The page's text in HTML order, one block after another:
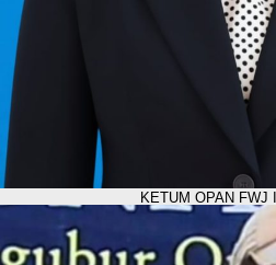
KETUM OPAN FWJ